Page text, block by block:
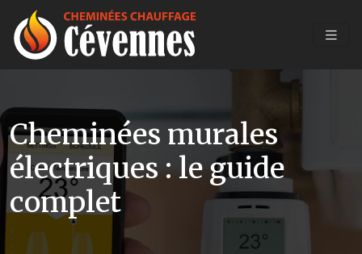
Cheminées murales
électriques : le guide
complet